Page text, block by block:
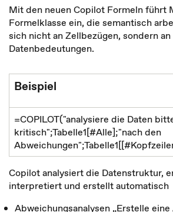
Mit den neuen Copilot Formeln führt
Formelklasse ein, die semantisch
sich nicht an Zellbezügen, sondern an
Datenbedeutungen.
Beispiel
=COPILOT("analysiere die Daten
kritisch";Tabelle1[#Alle];"nach den
Copilot analysiert die Datenstruktur,
interpretiert und erstellt automatisch
Abweichungsanalysen „Erstelle